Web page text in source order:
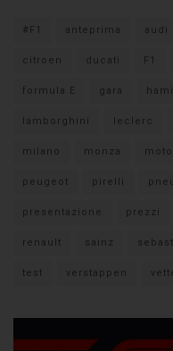
#F1 anteprima audi
citroen ducati F1
formula E gara
lamborghini leclerc
milano monza
peugeot pirelli
presentazione prezzi
renault sainz
test verstappen